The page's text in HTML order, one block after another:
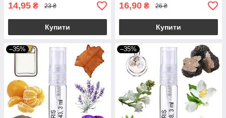
14,95 ₴ 23 ₴
Купити
16,90 ₴ 26 ₴
Купити
–35% –35%